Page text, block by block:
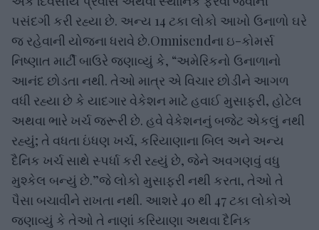
પસંદગી કરી રહ્યા છે. અન્ય 14 ટકા લોકો આખો ઉનાળો ઘરે
જ રહેવાની યોજના ધરાવે છે.Omnisendના ઇ-કોમર્સ
નિષ્ણાત માર્ટી બાઉરે જણાવ્યું કે, “અમેરિકનો ઉનાળાનો
આનંદ છોડતા નથી. તેઓ માત્ર એ વિચાર છોડીને આગળ
વધી રહ્યા છે કે યાદગાર વેકેશન માટે હવાઈ મુસાફરી, હોટેલ
અથવા ભારે ખર્ચ જરૂરી છે. હવે વેકેશનનું બજેટ એકલું નથી
રહ્યું; તે વધતા ઇંધણ ખર્ચ, કરિયાણાના બિલ અને અન્ય
દૈનિક ખર્ચ સાથે સ્પર્ધા કરી રહ્યું છે, જેને અવગણવું વધુ
મુશ્કેલ બન્યું છે.”જે લોકો મુસાફરી નથી કરતા, તેઓ તે
પૈસા બચાવીને રાખતા નથી. આશરે 40 થી 47 ટકા લોકોએ
જણાવ્યું કે તેઓ તે નાણાં કરિયાણા અથવા દૈનિક